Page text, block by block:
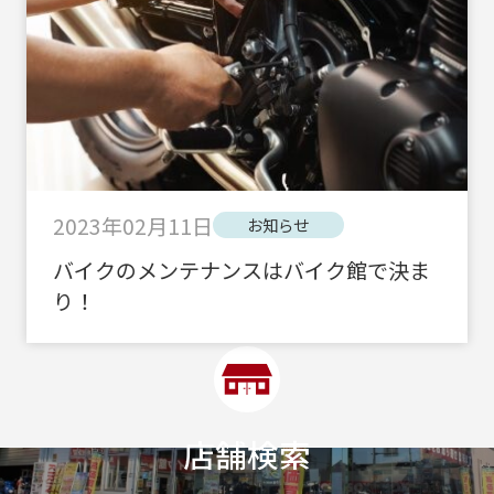
2023年02月11日 お知らせ
バイクのメンテナンスはバイク館で決ま
り！
店舗検索